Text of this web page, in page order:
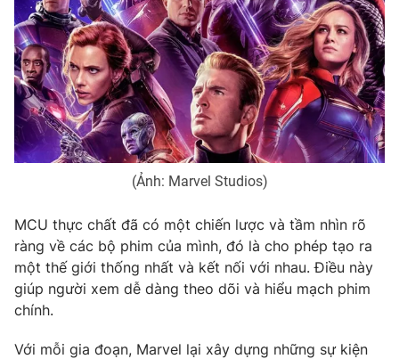
(Ảnh: Marvel Studios)
MCU thực chất đã có một chiến lược và tầm nhìn rõ
ràng về các bộ phim của mình, đó là cho phép tạo ra
một thế giới thống nhất và kết nối với nhau. Điều này
giúp người xem dễ dàng theo dõi và hiểu mạch phim
chính.
Với mỗi gia đoạn, Marvel lại xây dựng những sự kiện